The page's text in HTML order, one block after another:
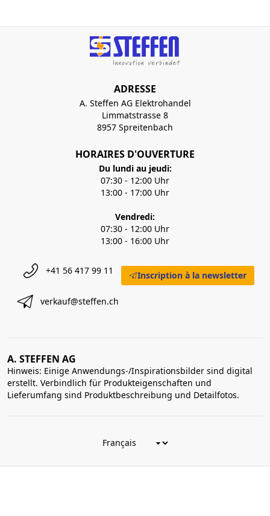
ADRESSE
A. Steffen AG Elektrohandel
Limmatstrasse 8
8957 Spreitenbach
HORAIRES D'OUVERTURE
Du lundi au jeudi:
07:30 - 12:00 Uhr
13:00 - 17:00 Uhr
Vendredi:
07:30 - 12:00 Uhr
13:00 - 16:00 Uhr
+41 56 417 99 11
verkauf@steffen.ch
Inscription à la newsletter
A. STEFFEN AG
Hinweis: Einige Anwendungs-/Inspirationsbilder sind digital
erstellt. Verbindlich für Produkteigenschaften und
Lieferumfang sind Produktbeschreibung und Detailfotos.